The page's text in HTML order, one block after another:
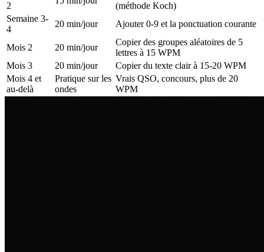
2
(méthode Koch)
Semaine 3-
4
20 min/jour Ajouter 0-9 et la ponctuation courante
Mois 2 20 min/jour
Copier des groupes aléatoires de 5
lettres à 15 WPM
Mois 3
20 min/jour
Copier du texte clair à 15-20 WPM
Mois 4 et
au-delà
Pratique sur les
ondes
Vrais QSO, concours, plus de 20
WPM